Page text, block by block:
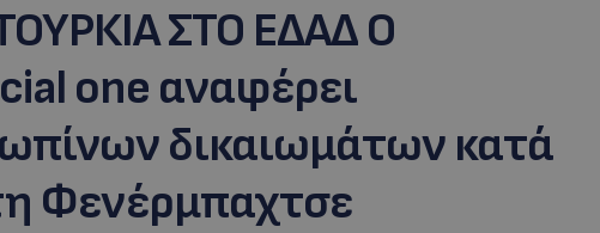
ΣΤΟ ΕΔΑΔ Ο
one αναφέρει
δικαιωμάτων κατά
Φενέρμπαχτσε